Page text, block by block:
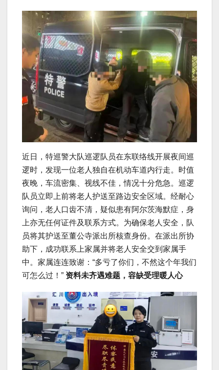
近日，特巡警大队巡逻队员在东联络线开展夜间巡
逻时，发现一位老人独自在机动车道内行走。时值
夜晚，车流密集、视线不佳，情况十分危急。巡逻
队员立即上前将老人护送至路边安全区域。经耐心
询问，老人口齿不清，疑似患有阿尔茨海默症，身
上亦无任何证件及联系方式。为确保老人安全，队
员将其护送至董公寺派出所核查身份。在派出所协
助下，成功联系上家属并将老人安全交到家属手
中。家属连连致谢：“多亏了你们，不然这个年我们
可怎么过！” 资料未齐遇难题，容缺受理暖人心